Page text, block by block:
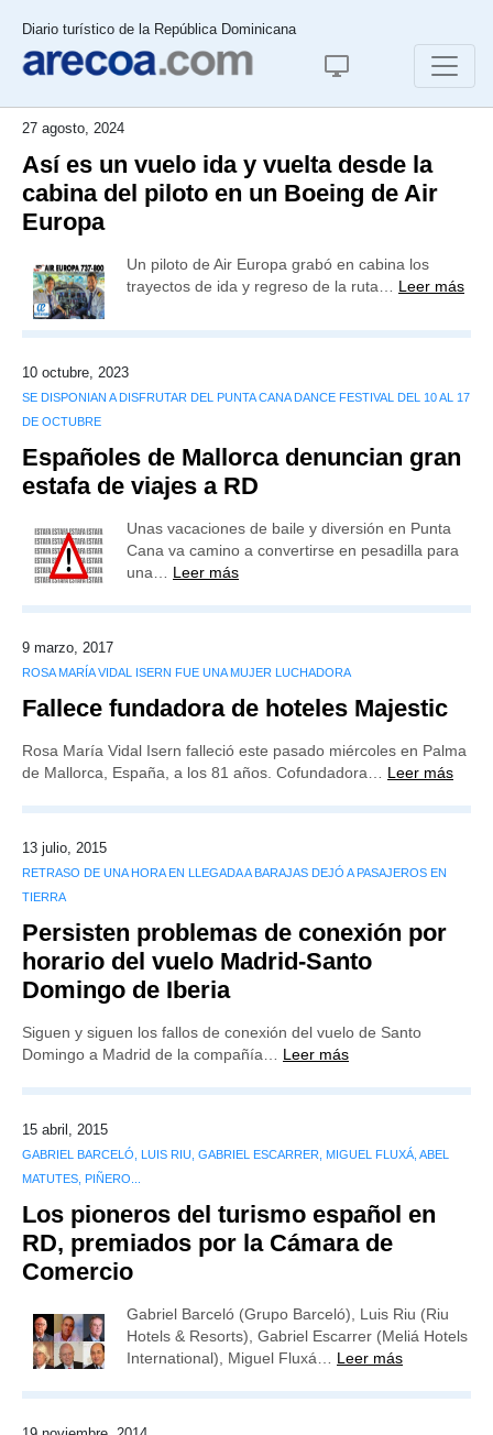
Diario turístico de la República Dominicana
27 agosto, 2024
Así es un vuelo ida y vuelta desde la
cabina del piloto en un Boeing de Air
Europa
Un piloto de Air Europa grabó en cabina los
trayectos de ida y regreso de la ruta… Leer más
10 octubre, 2023
SE DISPONIAN A DISFRUTAR DEL PUNTA CANA DANCE FESTIVAL DEL 10 AL 17
DE OCTUBRE
Españoles de Mallorca denuncian gran
estafa de viajes a RD
Unas vacaciones de baile y diversión en Punta
Cana va camino a convertirse en pesadilla para
una… Leer más
9 marzo, 2017
ROSA MARÍA VIDAL ISERN FUE UNA MUJER LUCHADORA
Fallece fundadora de hoteles Majestic
Rosa María Vidal Isern falleció este pasado miércoles en Palma
de Mallorca, España, a los 81 años. Cofundadora… Leer más
13 julio, 2015
RETRASO DE UNA HORA EN LLEGADA A BARAJAS DEJÓ A PASAJEROS EN
TIERRA
Persisten problemas de conexión por
horario del vuelo Madrid-Santo
Domingo de Iberia
Siguen y siguen los fallos de conexión del vuelo de Santo
Domingo a Madrid de la compañía… Leer más
15 abril, 2015
GABRIEL BARCELÓ, LUIS RIU, GABRIEL ESCARRER, MIGUEL FLUXÁ, ABEL
MATUTES, PIÑERO...
Los pioneros del turismo español en
RD, premiados por la Cámara de
Comercio
Gabriel Barceló (Grupo Barceló), Luis Riu (Riu
Hotels & Resorts), Gabriel Escarrer (Meliá Hotels
International), Miguel Fluxá… Leer más